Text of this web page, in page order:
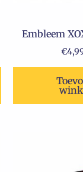
Embleem
€